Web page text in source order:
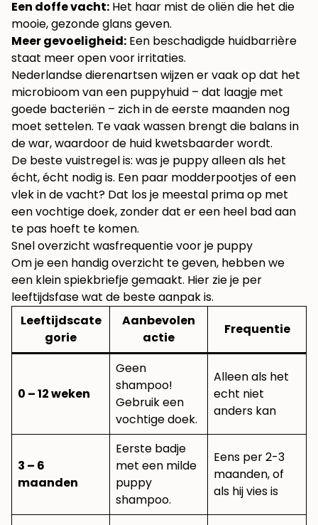
Een doffe vacht: Het haar mist de oliën die het die
mooie, gezonde glans geven.
Meer gevoeligheid: Een beschadigde huidbarrière
staat meer open voor irritaties.
Nederlandse dierenartsen wijzen er vaak op dat het
microbioom van een puppyhuid – dat laagje met
goede bacteriën – zich in de eerste maanden nog
moet settelen. Te vaak wassen brengt die balans in
de war, waardoor de huid kwetsbaarder wordt.
De beste vuistregel is: was je puppy alleen als het
écht, écht nodig is. Een paar modderpootjes of een
vlek in de vacht? Dat los je meestal prima op met
een vochtige doek, zonder dat er een heel bad aan
te pas hoeft te komen.
Snel overzicht wasfrequentie voor je puppy
Om je een handig overzicht te geven, hebben we
een klein spiekbriefje gemaakt. Hier zie je per
leeftijdsfase wat de beste aanpak is.
Leeftijdscate
gorie
Aanbevolen
actie
Frequentie
0 – 12 weken
Geen
shampoo!
Gebruik een
vochtige doek.
Alleen als het
echt niet
anders kan
3 – 6
maanden
Eerste badje
met een milde
puppy
shampoo.
Eens per 2-3
maanden, of
als hij vies is